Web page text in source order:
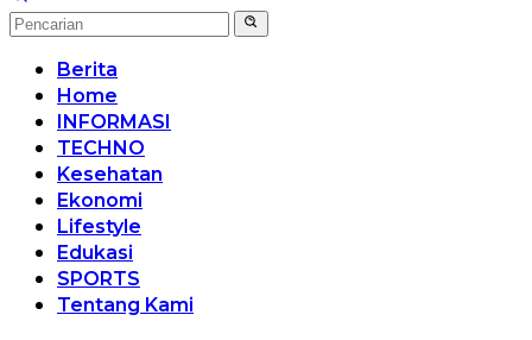
Berita
Home
INFORMASI
TECHNO
Kesehatan
Ekonomi
Lifestyle
Edukasi
SPORTS
Tentang Kami